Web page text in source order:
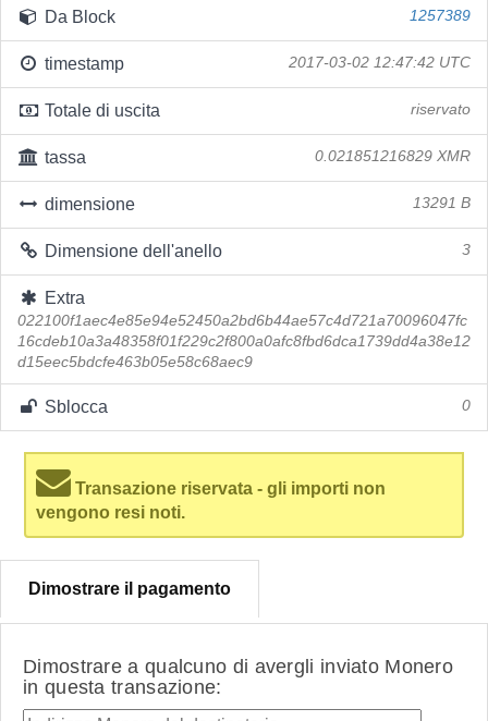
Da Block 1257389
timestamp 2017-03-02 12:47:42 UTC
Totale di uscita riservato
tassa 0.021851216829 XMR
dimensione 13291 B
Dimensione dell'anello 3
Extra
022100f1aec4e85e94e52450a2bd6b44ae57c4d721a70096047fc
16cdeb10a3a48358f01f229c2f800a0afc8fbd6dca1739dd4a38e12
d15eec5bdcfe463b05e58c68aec9
Sblocca 0
Transazione riservata - gli importi non
vengono resi noti.
Dimostrare il pagamento
Dimostrare a qualcuno di avergli inviato Monero
in questa transazione: